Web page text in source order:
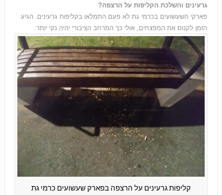
גרעינים והשלכת הקליפות על הרצפה?
פארקי השעשועים בכרמי גת לא פעם התמלאו בקליפות גרעינים. הגיע
הזמן לקנוס את המפצחים, אולי כך המרחב הציבורי יהיה נקי יותר.
קליפות גרעינים על הרצפה בפארק שעשועים כרמי גת